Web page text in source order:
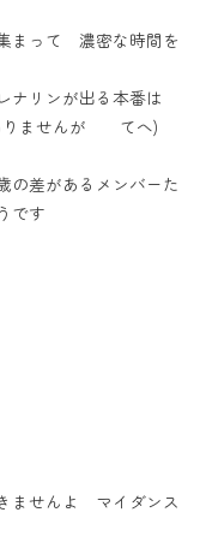
まって 濃密な時間を
ナリンが出る本番は
りませんが てへ)
差があるメンバーた
です
ませんよ マイダンス